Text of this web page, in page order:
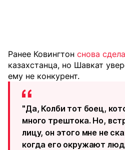
Ранее Ковингтон снова
казахстанца, но Шавкат
ему не конкурент.
"Да, Колби тот боец,
много трештока. Но,
лицу, он этого мне не
когда его окружают